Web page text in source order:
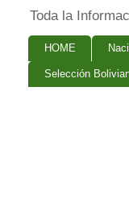
Toda la
HOME
Selección